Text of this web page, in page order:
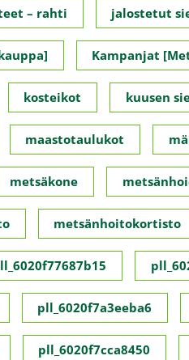
– rahti jalostetut
Kampanjat
kosteikot kuusen
maastotaulukot
metsäkone
metsänhoitokortisto
pll_6020f7a3eeba6
pll_6020f7cca8450